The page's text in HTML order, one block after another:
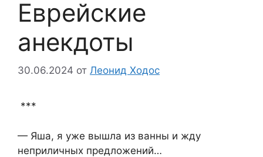
Еврейские
анекдоты
30.06.2024 от Леонид Ходос
***
— Яша, я уже вышла из ванны и жду
неприличных предложений…